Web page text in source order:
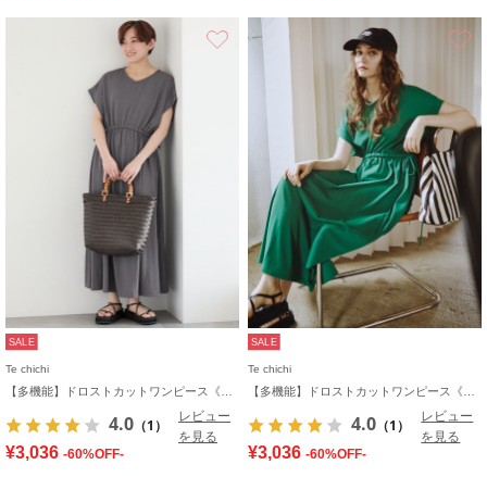
お気に入り
SALE
Te chichi
4.0 （1）
レビュー
を見る
¥3,036 -60%OFF-
SALE
Te chichi
4.0 （1）
レビュー
を見る
¥3,036 -60%OFF-